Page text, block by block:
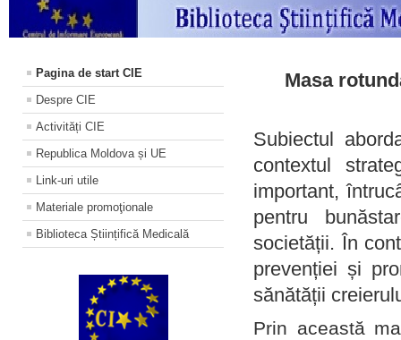
Pagina de start CIE
Despre CIE
Activități CIE
Republica Moldova și UE
Link-uri utile
Materiale promoţionale
Biblioteca Științifică Medicală
Masa
Subiectul
contextul
important,
pentru
societății. În
prevenției și
sănătății
Prin această